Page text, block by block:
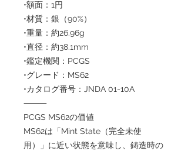
•額面：1円
•材質：銀（90%）
•重量：約26.96g
•直径：約38.1mm
•鑑定機関：PCGS
•グレード：MS62
•カタログ番号：JNDA 01-10A
⸻
PCGS MS62の価値
MS62は「Mint State（完全未使
用）」に近い状態を意味し、鋳造時の